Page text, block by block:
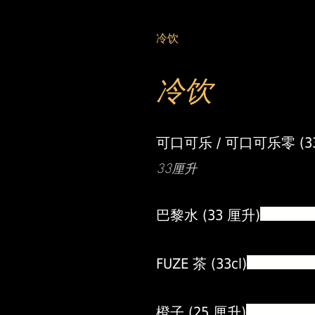
冷饮
冷饮
可口可乐 / 可口可乐零
33厘升
巴黎水 (33 厘升)
FUZE 茶 (33cl)